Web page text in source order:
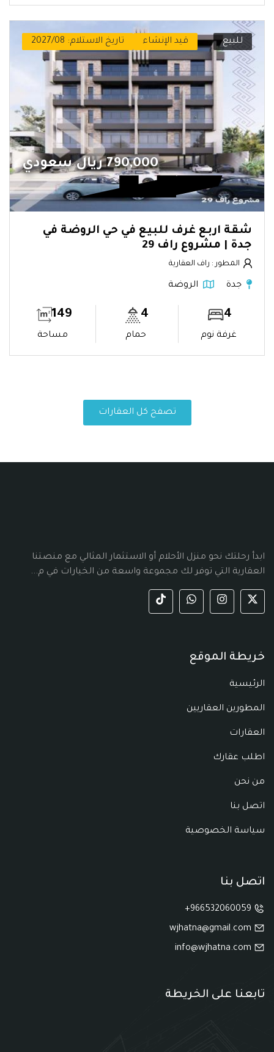
للبيع قيد الإنشاء تاريخ الاستلام: 2027/08
790,000 ريال سعودي
شقة اربع غرف للبيع في حي الروضة في
جدة | مشروع راف 29
المطور : راف العقارية
جدة الروضة
4
غرفة نوم
4
حمام
149
مساحة
تصفح كل العقارات
ابدأ رحلتك نحو منزل الأحلام أو الاستثمار المثالي مع منصتنا
العقارية التي توفر لك مجموعة واسعة من الخيارات في م...
خريطة الموقع
الرئيسية
المطورين العقاريين
العقارات
اطلب عقارك
من نحن
اتصل بنا
سياسة الخصوصية
اتصل بنا
تابعنا على الخريطة